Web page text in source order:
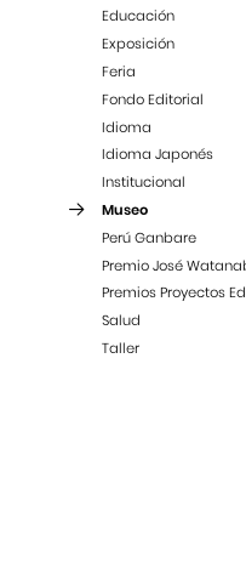
Educación
Exposición
Feria
Fondo Editorial
Idioma
Idioma Japonés
Institucional
Museo
Perú Ganbare
Premio José
Premios Proyectos
Salud
Taller